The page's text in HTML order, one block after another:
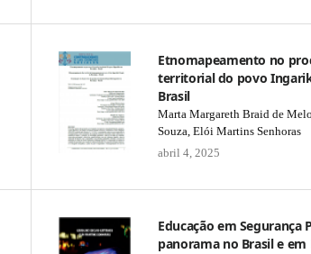
Etnomapeamento no
territorial do povo
Brasil
Marta Margareth Braid de
Souza, Elói Martins Senhoras
abril 4, 2025
Educação em Segurança
panorama no Brasil e em